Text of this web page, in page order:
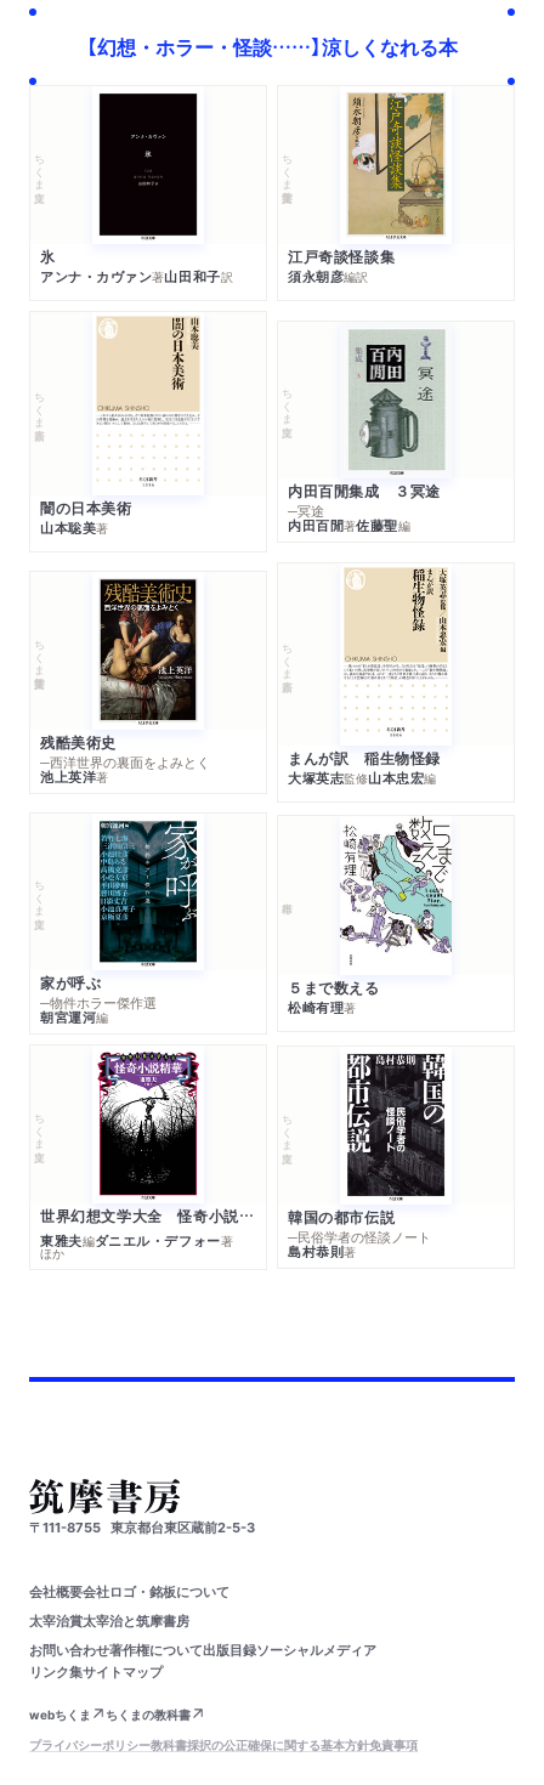
【幻想・ホラー・怪談……】涼しくなれる本
ちくま文庫
氷
アンナ・カヴァン著山田和子訳
ちくま学芸文庫
江戸奇談怪談集
須永朝彦編訳
ちくま新書
闇の日本美術
山本聡美著
ちくま文庫
内田百閒集成 ３冥途
─冥途
内田百閒著佐藤聖編
ちくま学芸文庫
残酷美術史
─西洋世界の裏面をよみとく
池上英洋著
ちくま新書
まんが訳 稲生物怪録
大塚英志監修山本忠宏編
ちくま文庫
家が呼ぶ
─物件ホラー傑作選
朝宮運河編
５まで数える
松崎有理著
ちくま文庫
世界幻想文学大全 怪奇小説精華
東雅夫編ダニエル・デフォー著
ほか
ちくま文庫
韓国の都市伝説
─民俗学者の怪談ノート
島村恭則著
〒111-8755 東京都台東区蔵前2-5-3
会社概要会社ロゴ・銘板について
太宰治賞太宰治と筑摩書房
お問い合わせ著作権について出版目録ソーシャルメディア
リンク集サイトマップ
webちくま
ちくまの教科書
プライバシーポリシー教科書採択の公正確保に関する基本方針免責事項